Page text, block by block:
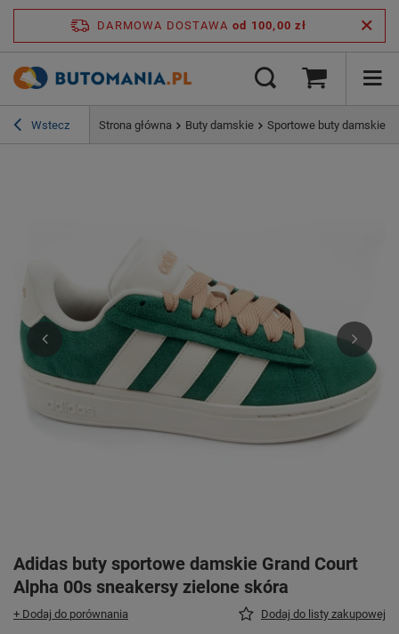
DARMOWA DOSTAWA od 100,00 zł
Wstecz Strona główna Buty damskie Sportowe buty damskie
Adidas buty sportowe damskie Grand Court
Alpha 00s sneakersy zielone skóra
+ Dodaj do porównania Dodaj do listy zakupowej